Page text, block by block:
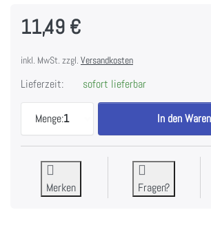
11,49 €
inkl. MwSt. zzgl. Versandkosten
Lieferzeit: sofort lieferbar
Menge:1
Acrylic Blocks -
In den
Merken Fragen?